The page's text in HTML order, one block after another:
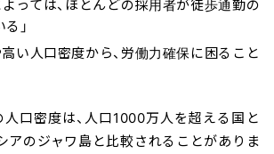
よっては、ほとんどの採用者が徒歩通勤の
」
高い人口密度から、労働力確保に困ること
口密度は、人口1000万人を超える国と
アのジャワ島と比較されることがありま